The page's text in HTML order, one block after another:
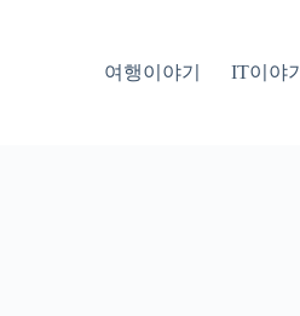
여행이야기 IT이야기